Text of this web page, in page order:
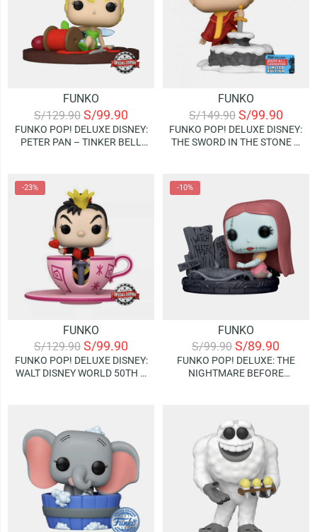
FUNKO
S/129.90 S/99.90
FUNKO POP! DELUXE DISNEY:
PETER PAN – TINKER BELL
FUNKO
S/149.90 S/99.90
FUNKO POP! DELUXE DISNEY:
THE SWORD IN THE STONE –
CONVENTION (LIMITED
-23%
FUNKO
S/129.90 S/99.90
FUNKO POP! DELUXE DISNEY:
WALT DISNEY WORLD 50TH –
-10%
FUNKO
S/99.90 S/89.90
FUNKO POP! DELUXE: THE
NIGHTMARE BEFORE